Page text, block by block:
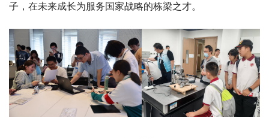
子，在未来成长为服务国家战略的栋梁之才。